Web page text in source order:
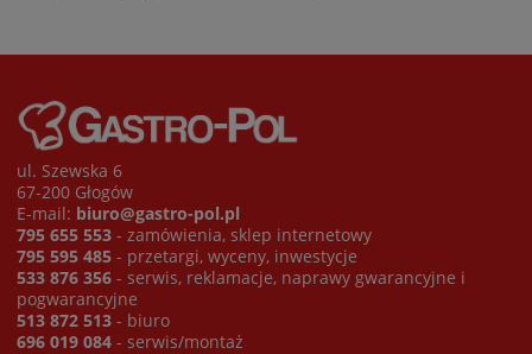
ul. Szewska 6
67-200 Głogów
E-mail: biuro@gastro-pol.pl
795 655 553 - zamówienia, sklep internetowy
795 595 485 - przetargi, wyceny, inwestycje
533 876 356 - serwis, reklamacje, naprawy gwarancyjne i
pogwarancyjne
513 872 513 - biuro
696 019 084 - serwis/montaż